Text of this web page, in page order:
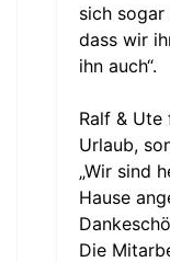
sich sogar
dass wir
ihn auch“.
Ralf &
Urlaub,
„Wir sind
Hause
Die